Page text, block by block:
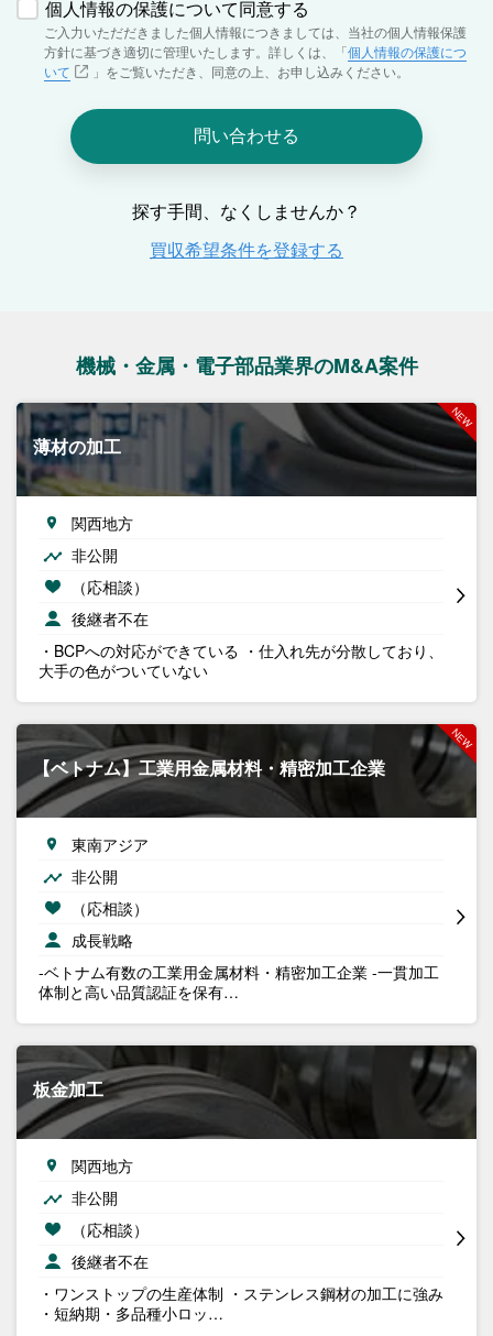
機械・金属・電子部品業界のM&A案件
薄材の加工
関西地方
非公開
（応相談）
後継者不在
・BCPへの対応ができている ・仕入れ先が分散しており、
大手の色がついていない
【ベトナム】工業用金属材料・精密加工企業
東南アジア
非公開
（応相談）
成長戦略
-ベトナム有数の工業用金属材料・精密加工企業 -一貫加工
体制と高い品質認証を保有…
板金加工
関西地方
非公開
（応相談）
後継者不在
・ワンストップの生産体制 ・ステンレス鋼材の加工に強み
・短納期・多品種小ロッ…